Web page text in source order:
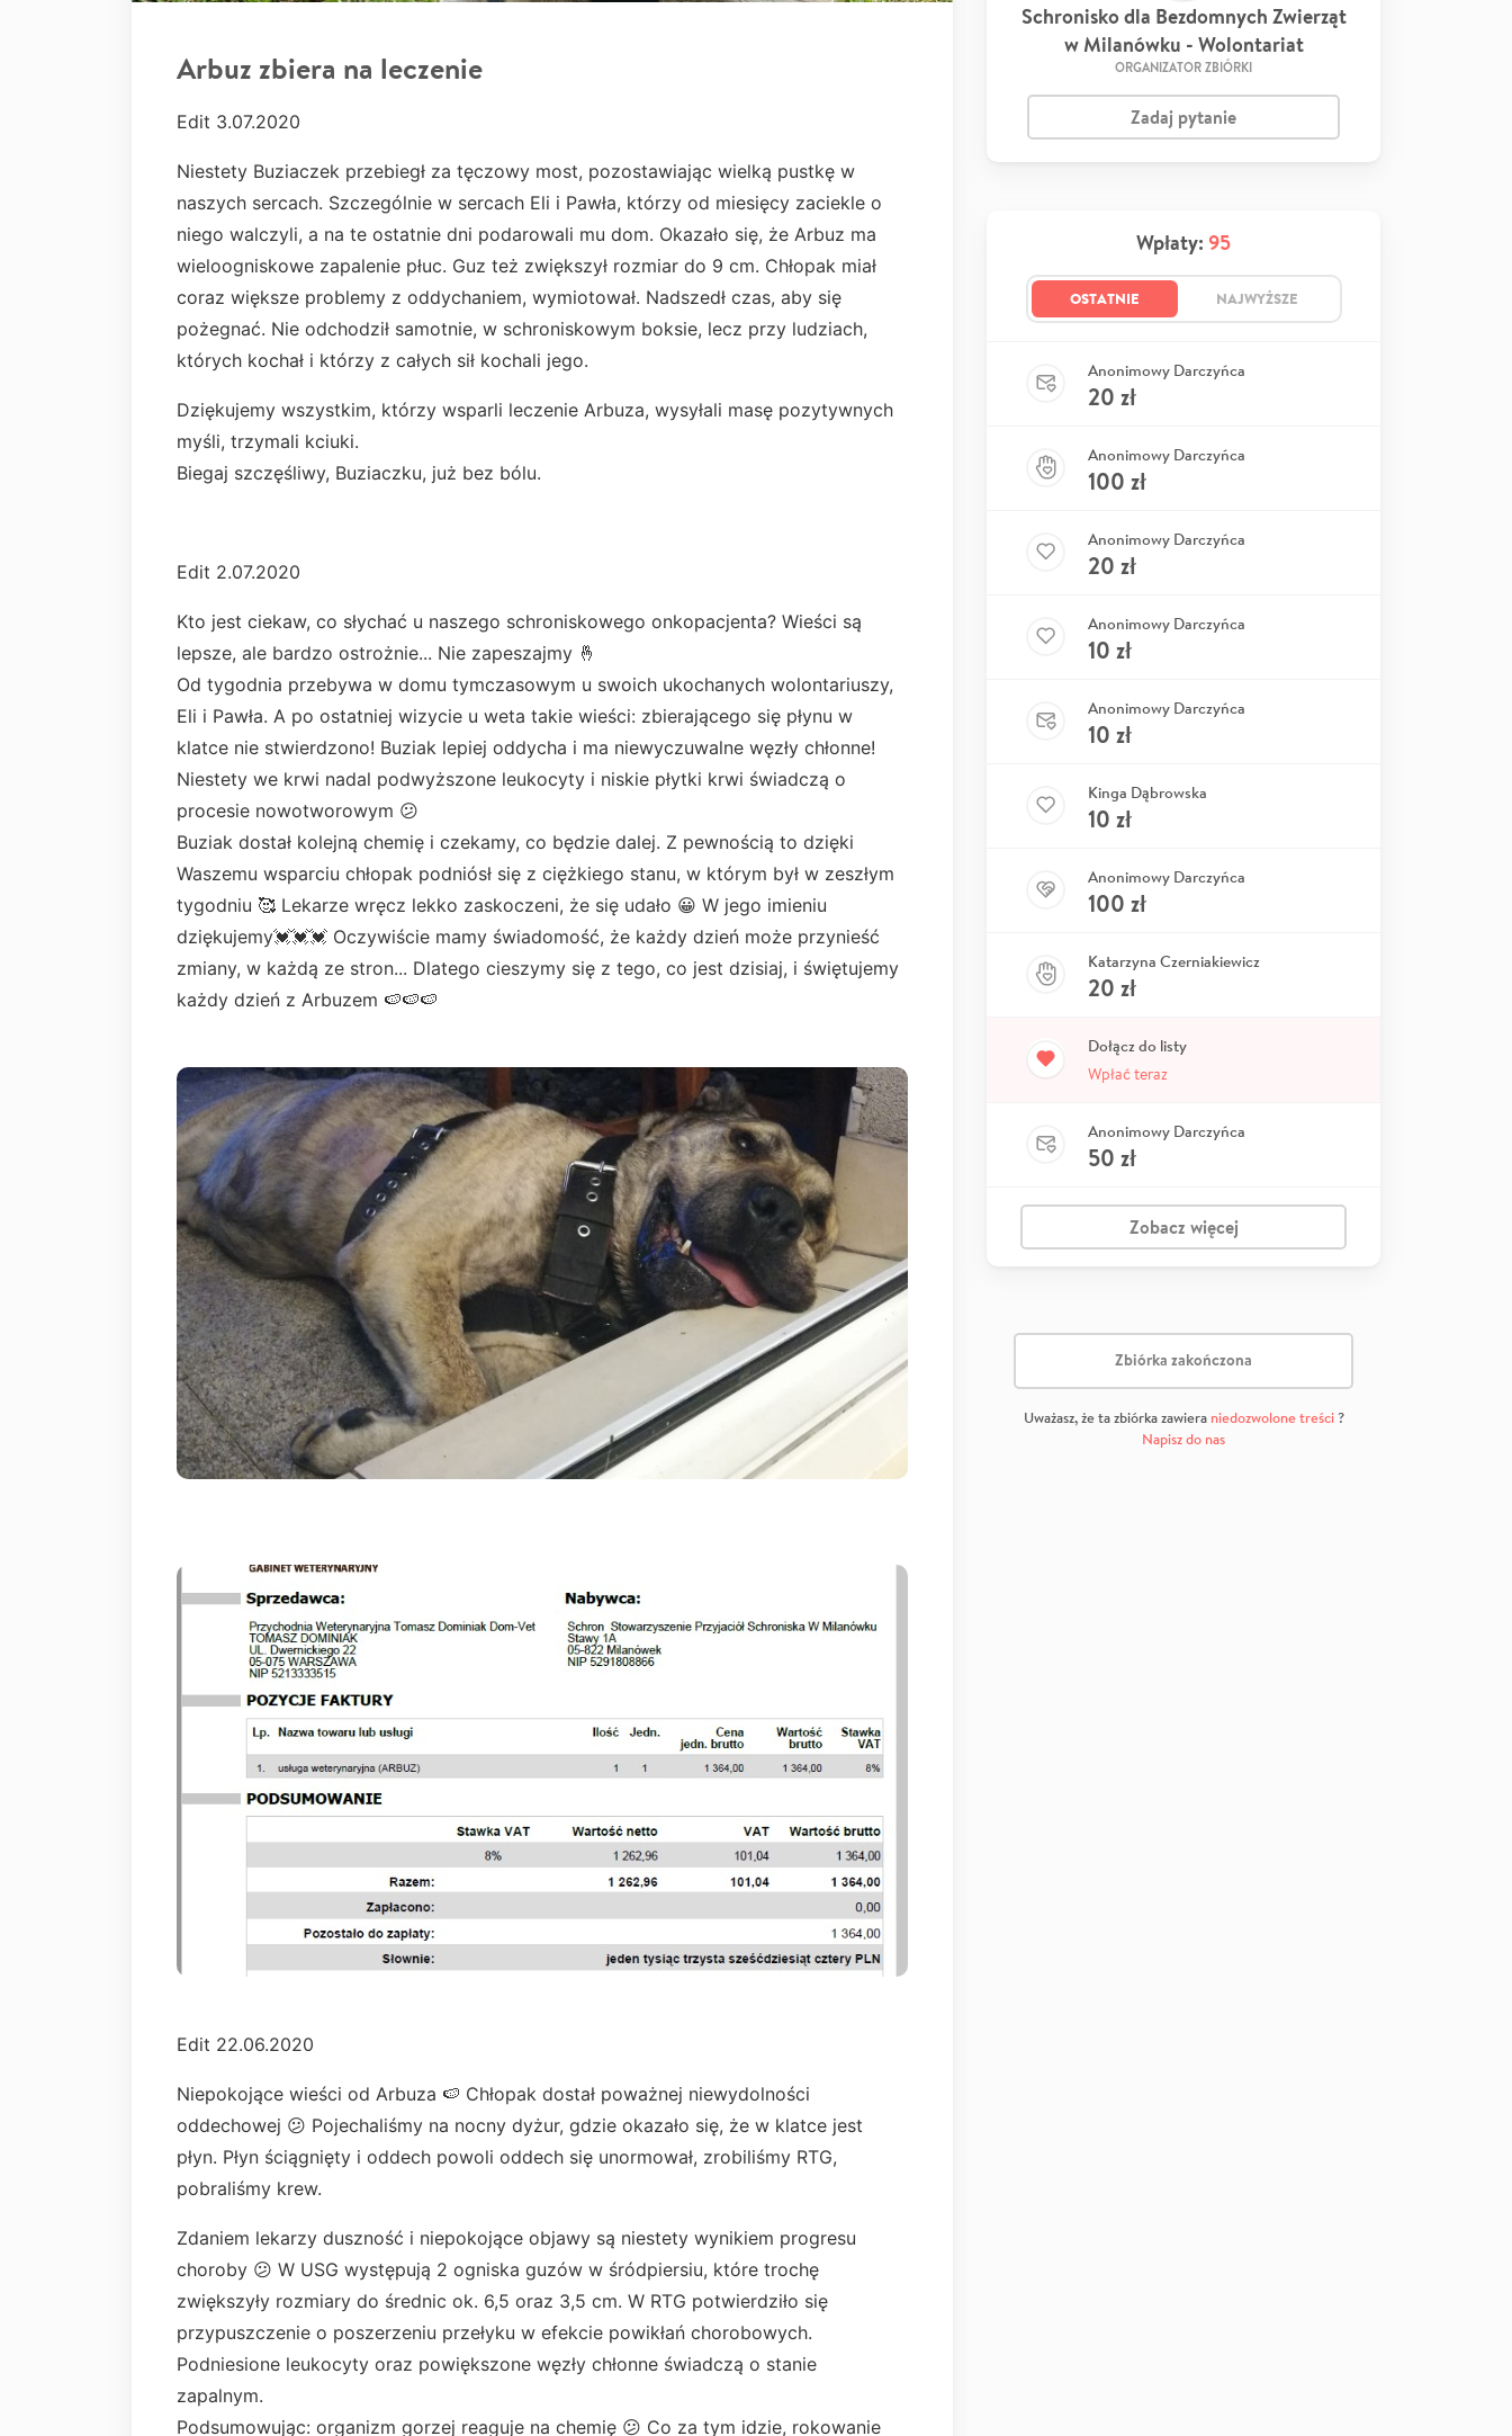
Arbuz zbiera na leczenie
Edit 3.07.2020
Niestety Buziaczek przebiegł za tęczowy most, pozostawiając wielką pustkę w
naszych sercach. Szczególnie w sercach Eli i Pawła, którzy od miesięcy zaciekle o
niego walczyli, a na te ostatnie dni podarowali mu dom. Okazało się, że Arbuz ma
wieloogniskowe zapalenie płuc. Guz też zwiększył rozmiar do 9 cm. Chłopak miał
coraz większe problemy z oddychaniem, wymiotował. Nadszedł czas, aby się
pożegnać. Nie odchodził samotnie, w schroniskowym boksie, lecz przy ludziach,
których kochał i którzy z całych sił kochali jego.
Dziękujemy wszystkim, którzy wsparli leczenie Arbuza, wysyłali masę pozytywnych
myśli, trzymali kciuki.
Biegaj szczęśliwy, Buziaczku, już bez bólu.
Edit 2.07.2020
Kto jest ciekaw, co słychać u naszego schroniskowego onkopacjenta? Wieści są
lepsze, ale bardzo ostrożnie... Nie zapeszajmy 🤞
Od tygodnia przebywa w domu tymczasowym u swoich ukochanych wolontariuszy,
Eli i Pawła. A po ostatniej wizycie u weta takie wieści: zbierającego się płynu w
klatce nie stwierdzono! Buziak lepiej oddycha i ma niewyczuwalne węzły chłonne!
Niestety we krwi nadal podwyższone leukocyty i niskie płytki krwi świadczą o
procesie nowotworowym 😕
Buziak dostał kolejną chemię i czekamy, co będzie dalej. Z pewnością to dzięki
Waszemu wsparciu chłopak podniósł się z ciężkiego stanu, w którym był w zeszłym
tygodniu 🥰 Lekarze wręcz lekko zaskoczeni, że się udało 😀 W jego imieniu
dziękujemy💓💓💓 Oczywiście mamy świadomość, że każdy dzień może przynieść
zmiany, w każdą ze stron... Dlatego cieszymy się z tego, co jest dzisiaj, i świętujemy
każdy dzień z Arbuzem 🍉🍉🍉
Edit 22.06.2020
Niepokojące wieści od Arbuza 🍉 Chłopak dostał poważnej niewydolności
oddechowej 😕 Pojechaliśmy na nocny dyżur, gdzie okazało się, że w klatce jest
płyn. Płyn ściągnięty i oddech powoli oddech się unormował, zrobiliśmy RTG,
pobraliśmy krew.
Zdaniem lekarzy duszność i niepokojące objawy są niestety wynikiem progresu
choroby 😕 W USG występują 2 ogniska guzów w śródpiersiu, które trochę
zwiększyły rozmiary do średnic ok. 6,5 oraz 3,5 cm. W RTG potwierdziło się
przypuszczenie o poszerzeniu przełyku w efekcie powikłań chorobowych.
Podniesione leukocyty oraz powiększone węzły chłonne świadczą o stanie
zapalnym.
Podsumowując: organizm gorzej reaguje na chemię 😕 Co za tym idzie, rokowanie
Schronisko dla Bezdomnych Zwierząt
w Milanówku - Wolontariat
ORGANIZATOR ZBIÓRKI
Zadaj pytanie
Wpłaty: 95
OSTATNIE NAJWYŻSZE
Anonimowy Darczyńca
20 zł
Anonimowy Darczyńca
100 zł
Anonimowy Darczyńca
20 zł
Anonimowy Darczyńca
10 zł
Anonimowy Darczyńca
10 zł
Kinga Dąbrowska
10 zł
Anonimowy Darczyńca
100 zł
Katarzyna Czerniakiewicz
20 zł
Dołącz do listy
Wpłać teraz
Anonimowy Darczyńca
50 zł
Zobacz więcej
Zbiórka zakończona
Uważasz, że ta zbiórka zawiera niedozwolone treści?
Napisz do nas